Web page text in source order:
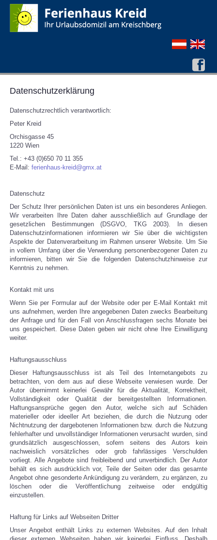
Datenschutzerklärung
Datenschutzrechtlich verantwortlich:
Peter Kreid
Orchisgasse 45
1220 Wien
Tel.: +43 (0)650 70 11 355
E-Mail: ferienhaus-kreid@gmx.at
Datenschutz
Der Schutz Ihrer persönlichen Daten ist uns ein besonderes Anliegen.
Wir verarbeiten Ihre Daten daher ausschließlich auf Grundlage der
gesetzlichen Bestimmungen (DSGVO, TKG 2003). In diesen
Datenschutzinformationen informieren wir Sie über die wichtigsten
Aspekte der Datenverarbeitung im Rahmen unserer Website. Um Sie
in vollem Umfang über die Verwendung personenbezogener Daten zu
informieren, bitten wir Sie die folgenden Datenschutzhinweise zur
Kenntnis zu nehmen.
Kontakt mit uns
Wenn Sie per Formular auf der Website oder per E-Mail Kontakt mit
uns aufnehmen, werden Ihre angegebenen Daten zwecks Bearbeitung
der Anfrage und für den Fall von Anschlussfragen sechs Monate bei
uns gespeichert. Diese Daten geben wir nicht ohne Ihre Einwilligung
weiter.
Haftungsausschluss
Dieser Haftungsausschluss ist als Teil des Internetangebots zu
betrachten, von dem aus auf diese Webseite verwiesen wurde. Der
Autor übernimmt keinerlei Gewähr für die Aktualität, Korrektheit,
Vollständigkeit oder Qualität der bereitgestellten Informationen.
Haftungsansprüche gegen den Autor, welche sich auf Schäden
materieller oder ideeller Art beziehen, die durch die Nutzung oder
Nichtnutzung der dargebotenen Informationen bzw. durch die Nutzung
fehlerhafter und unvollständiger Informationen verursacht wurden, sind
grundsätzlich ausgeschlossen, sofern seitens des Autors kein
nachweislich vorsätzliches oder grob fahrlässiges Verschulden
vorliegt. Alle Angebote sind freibleibend und unverbindlich. Der Autor
behält es sich ausdrücklich vor, Teile der Seiten oder das gesamte
Angebot ohne gesonderte Ankündigung zu verändern, zu ergänzen, zu
löschen oder die Veröffentlichung zeitweise oder endgültig
einzustellen.
Haftung für Links auf Webseiten Dritter
Unser Angebot enthält Links zu externen Websites. Auf den Inhalt